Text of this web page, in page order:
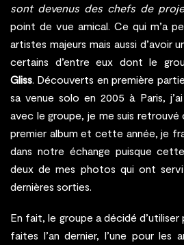
sont devenus des chefs de
point de vue amical. Ce qui m’a
artistes majeurs mais aussi d’avoir
certains d’entre eux dont le
Gliss. Découverts en première
sa venue solo en 2005 à Paris,
avec le groupe, je me suis
premier album et cette année, je
dans notre échange puisque
deux de mes photos qui ont
dernières sorties.
En fait, le groupe a décidé d’utiliser
faites l’an dernier, l’une pour les